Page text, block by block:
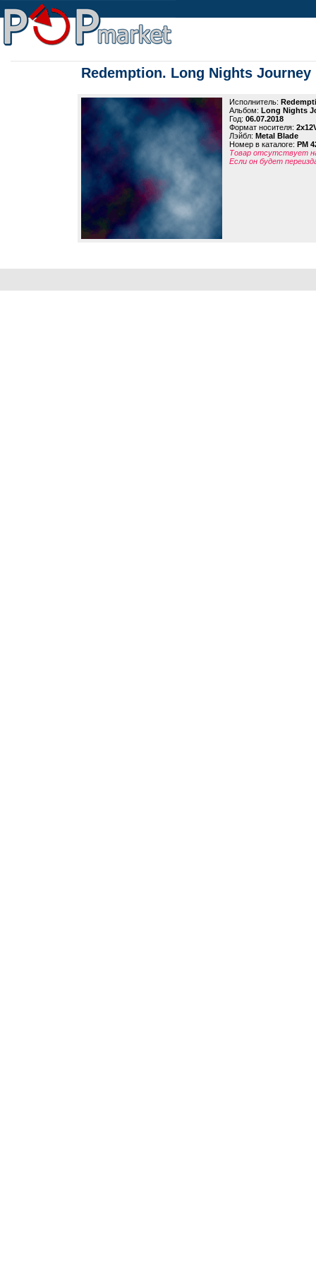
Redemption. Long Nights Journey
Исполнитель:
Альбом: Long Nights
Год: 06.07.2018
Формат носителя:
Лэйбл: Metal Blade
Номер в каталоге: PM
Товар отсутствует
Если он будет